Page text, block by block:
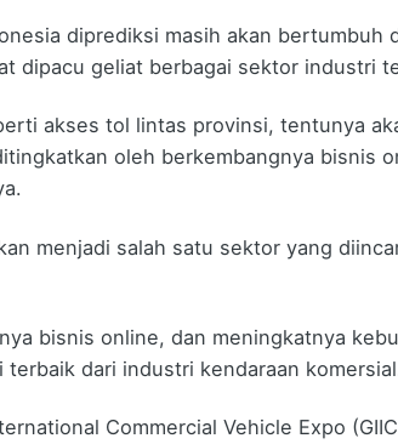
diprediksi masih akan bertumbuh
dipacu geliat berbagai sektor industri
akses tol lintas provinsi, tentunya
oleh berkembangnya bisnis
menjadi salah satu sektor yang
bisnis online, dan meningkatnya
dari industri kendaraan
Commercial Vehicle Expo